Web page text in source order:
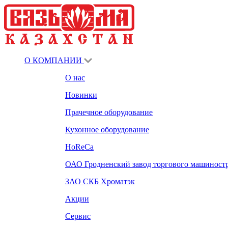
О КОМПАНИИ
О нас
Новинки
Прачечное оборудование
Кухонное оборудование
HoReCa
ОАО Гродненский завод торгового
ЗАО СКБ Хроматэк
Акции
Сервис